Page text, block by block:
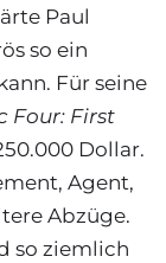
Paul
so ein
Für seine
Four: First
Dollar.
Agent,
Abzüge.
so ziemlich